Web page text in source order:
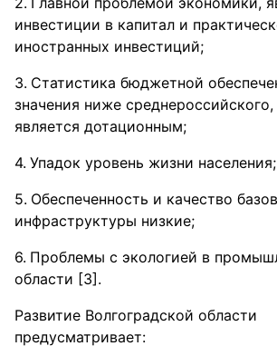
инвестиции в капитал и
иностранных инвестиций;
Статистика бюджетной
значения ниже
является дотационным;
Упадок уровень жизни населения;
Обеспеченность и качество
инфраструктуры низкие;
Проблемы с экологией в
области [3].
Развитие Волгоградской области
предусматривает: